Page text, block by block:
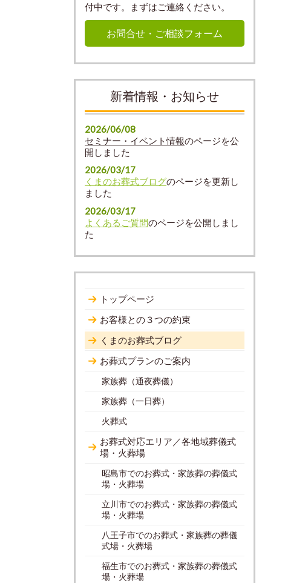
付中です。まずはご連絡ください。
お問合せ・ご相談フォーム
新着情報・お知らせ
2026/06/08
セミナー・イベント情報のページを公
開しました
2026/03/17
くまのお葬式ブログのページを更新し
ました
2026/03/17
よくあるご質問のページを公開しまし
た
トップページ
お客様との３つの約束
くまのお葬式ブログ
お葬式プランのご案内
家族葬（通夜葬儀）
家族葬（一日葬）
火葬式
お葬式対応エリア／各地域葬儀式
場・火葬場
昭島市でのお葬式・家族葬の葬儀式
場・火葬場
立川市でのお葬式・家族葬の葬儀式
場・火葬場
八王子市でのお葬式・家族葬の葬儀
式場・火葬場
福生市でのお葬式・家族葬の葬儀式
場・火葬場